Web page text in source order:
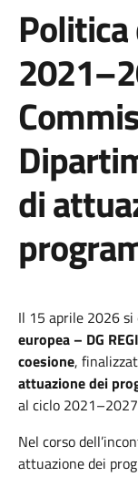
di
Il 15 aprile 2026si
europea – DG
coesione,
attuazione dei
al ciclo
Nel corso
attuazione dei